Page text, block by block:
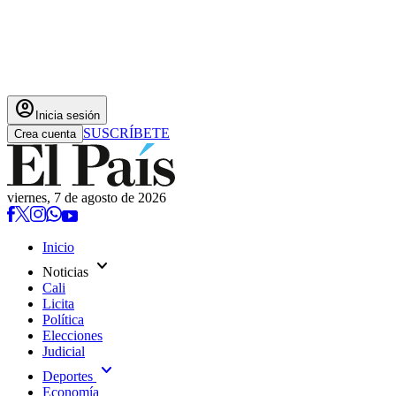
account_circle Inicia sesión
Crea cuenta SUSCRÍBETE
viernes, 7 de agosto de 2026
Inicio
Noticias expand_more
Cali
Licita
Política
Elecciones
Judicial
Deportes expand_more
Economía